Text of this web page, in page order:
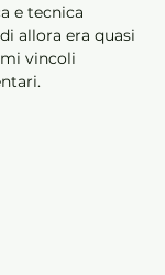
e tecnica
allora era quasi
vincoli